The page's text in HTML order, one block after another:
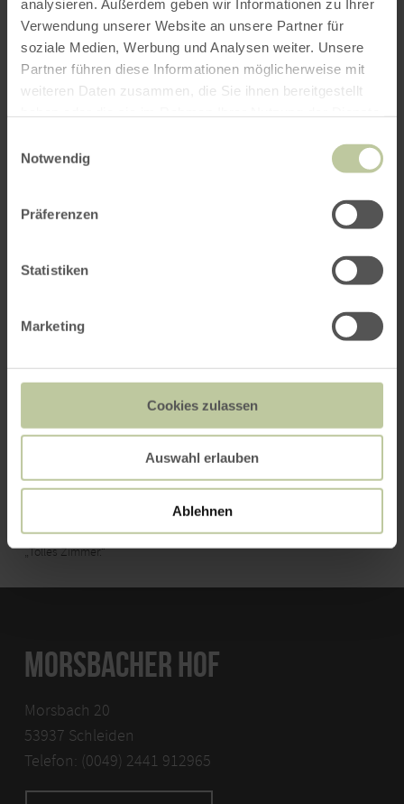
analysieren. Außerdem geben wir Informationen zu Ihrer
Verwendung unserer Website an unsere Partner für
soziale Medien, Werbung und Analysen weiter. Unsere
Partner führen diese Informationen möglicherweise mit
weiteren Daten zusammen, die Sie ihnen bereitgestellt
Notwendig
Präferenzen
Statistiken
Marketing
Cookies zulassen
Auswahl erlauben
Ablehnen
Highlights aus den 266 Bewertungen
Frühstück
100%
97%
„Gutes Preis-Leistungs-Verhältnis.“
95%
„Tolle Lage.“
Stimmung
Service
„Service im Restaurant ist freundlich und professionell.“
92%
„Tolles Zimmer.“
MORSBACHER HOF
Morsbach 20
53937 Schleiden
Telefon: (0049) 2441 912965